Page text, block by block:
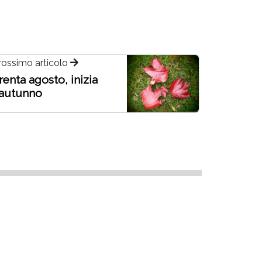
articolo
agosto, inizia